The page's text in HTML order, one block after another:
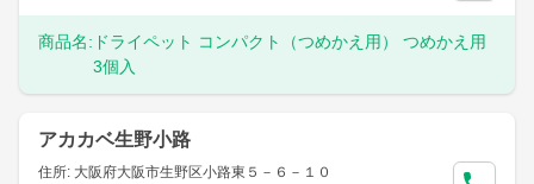
商品名: ドライペット コンパクト（つめかえ用） つめかえ用
3個入
アカカベ生野小路
住所: 大阪府大阪市生野区小路東５－６－１０